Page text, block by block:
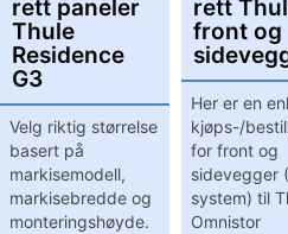
rett paneler
Thule
Residence
G3
Velg riktig størrelse
basert på
markisemodell,
markisebredde og
monteringshøyde.
rett
front og
Her er en
kjøps-/
for front og
sidevegger
system) til
Omnistor